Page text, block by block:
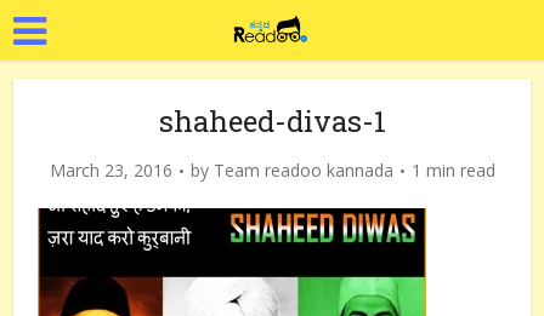
shaheed-divas-1
March 23, 2016 by Team readoo kannada 1 min read